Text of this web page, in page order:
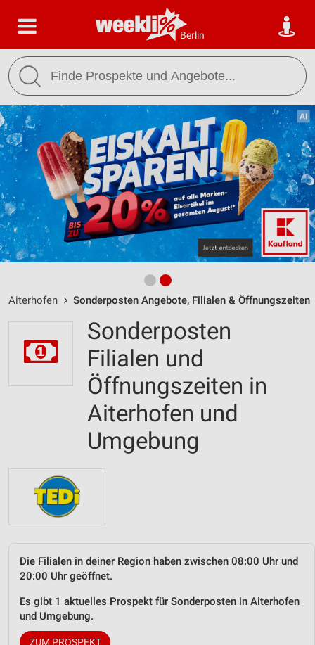
Berlin
Aiterhofen Sonderposten Angebote, Filialen & Öffnungszeiten
Sonderposten
Filialen und
Öffnungszeiten in
Aiterhofen und
Umgebung
Die Filialen in deiner Region haben zwischen 08:00 Uhr und
20:00 Uhr geöffnet.
Es gibt 1 aktuelles Prospekt für Sonderposten in Aiterhofen
und Umgebung.
ZUM PROSPEKT